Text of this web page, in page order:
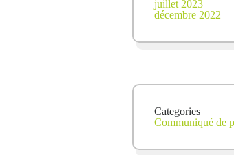
juillet 2023
décembre 2022
Categories
Communiqué de